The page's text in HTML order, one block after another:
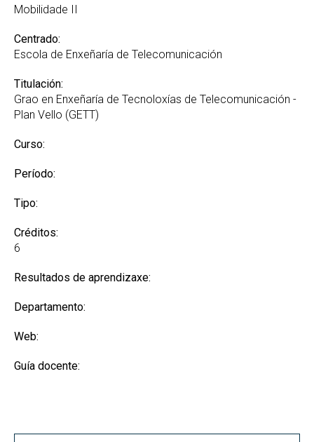
Mobilidade II
Centrado:
Escola de Enxeñaría de Telecomunicación
Titulación:
Grao en Enxeñaría de Tecnoloxías de Telecomunicación -
Plan Vello (GETT)
Curso:
Período:
Tipo:
Créditos:
6
Resultados de aprendizaxe:
Departamento:
Web:
Guía docente: